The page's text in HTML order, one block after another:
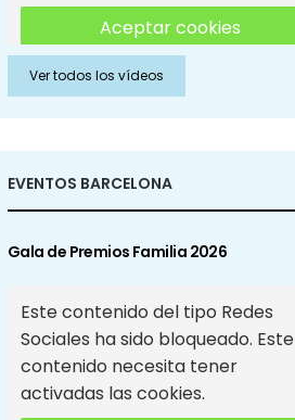
Aceptar cookies
Aceptar cookies de Redes
Sociales
Ver todos los vídeos
EVENTOS BARCELONA
Gala de Premios Familia 2026
Este contenido del tipo Redes
Sociales ha sido bloqueado. Este
contenido necesita tener
activadas las cookies.